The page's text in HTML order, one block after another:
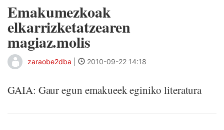
Emakumezkoak
elkarrizketatzearen
magiaz.molis
zaraobe2dba 2010-09-22 14:18
GAIA: Gaur egun emakueek eginiko literatura